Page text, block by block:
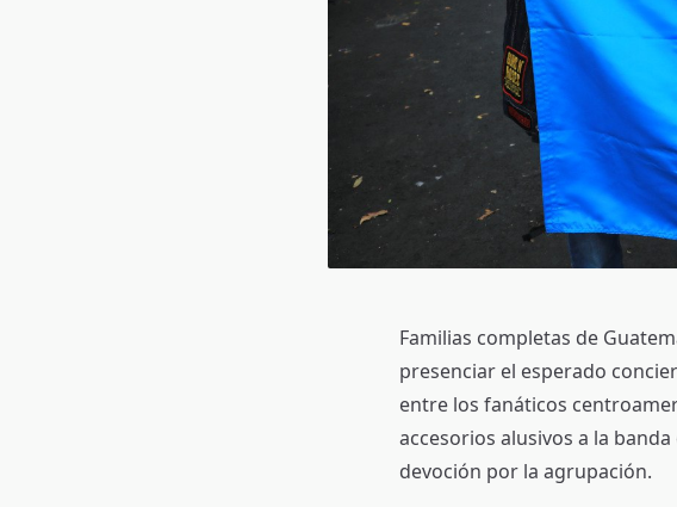
Familias completas de
presenciar el esperado
entre los fanáticos
accesorios alusivos a la
devoción por la agrupación.